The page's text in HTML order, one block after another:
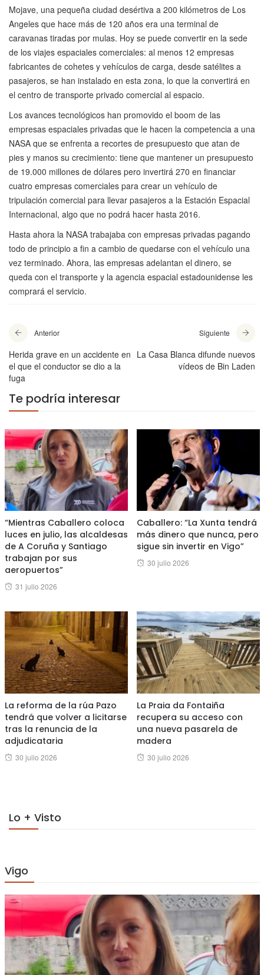
Mojave, una pequeña ciudad desértiva a 200 kilómetros de Los
Angeles que hace más de 120 años era una terminal de
caravanas tiradas por mulas. Hoy se puede convertir en la sede
de los viajes espaciales comerciales: al menos 12 empresas
fabricantes de cohetes y vehículos de carga, desde satélites a
pasajeros, se han instalado en esta zona, lo que la convertirá en
el centro de transporte privado comercial al espacio.
Los avances tecnológicos han promovido el boom de las
empresas espaciales privadas que le hacen la competencia a una
NASA que se enfrenta a recortes de presupuesto que atan de
pies y manos su crecimiento: tiene que mantener un presupuesto
de 19.000 millones de dólares pero invertirá 270 en financiar
cuatro empresas comerciales para crear un vehículo de
tripulación comercial para llevar pasajeros a la Estación Espacial
Internacional, algo que no podrá hacer hasta 2016.
Hasta ahora la NASA trabajaba con empresas privadas pagando
todo de principio a fin a cambio de quedarse con el vehículo una
vez terminado. Ahora, las empresas adelantan el dinero, se
queda con el transporte y la agencia espacial estadounidense les
comprará el servicio.
Anterior
Herida grave en un accidente en
el que el conductor se dio a la
fuga
Siguiente
La Casa Blanca difunde nuevos
vídeos de Bin Laden
Te podría interesar
“Mientras Caballero coloca
luces en julio, las alcaldesas
de A Coruña y Santiago
trabajan por sus
aeropuertos”
Posted
31 julio 2026
Caballero: “La Xunta tendrá
más dinero que nunca, pero
sigue sin invertir en Vigo”
Posted
30 julio 2026
La reforma de la rúa Pazo
tendrá que volver a licitarse
tras la renuncia de la
adjudicataria
Posted
30 julio 2026
La Praia da Fontaiña
recupera su acceso con
una nueva pasarela de
madera
Posted
30 julio 2026
Lo + Visto
Vigo